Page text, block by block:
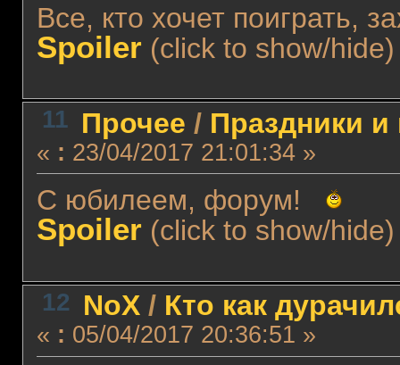
Все, кто хочет поиграть,
Spoiler (click to show/hide)
11 Прочее / Праздники
« : 23/04/2017 21:01:34 »
С юбилеем, форум!
Spoiler (click to show/hide)
12 NoX/ Кто как
« : 05/04/2017 20:36:51 »